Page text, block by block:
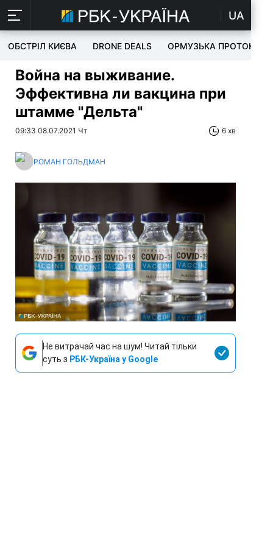
UA
ОБСТРІЛ КИЄВА DRONE DEALS ОРМУЗЬКА ПРОТОКА
Война на выживание.
Эффективна ли вакцина при
штамме "Дельта"
09:33 08.07.2021 Чт 6 хв
РОМАН ГОЛЬДМАН
Не витрачай час на шум! Читай тільки
суть з РБК-Україна у Google